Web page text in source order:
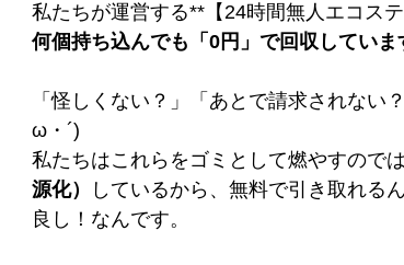
私たちが運営する**【24時間無人エコス
何個持ち込んでも「0円」で回収していま
「怪しくない？」「あとで請求されない
ω・´)ゞ
私たちはこれらをゴミとして燃やすので
源化）
しているから、無料で引き取れる
良し！なんです。